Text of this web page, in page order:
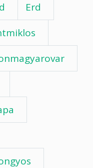
Erd